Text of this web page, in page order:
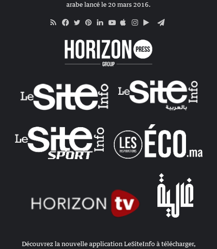
arabe lancé le 20 mars 2016.
RSS
Apple
Google
Telegram
Découvrez la nouvelle application LeSiteInfo à télécharger,